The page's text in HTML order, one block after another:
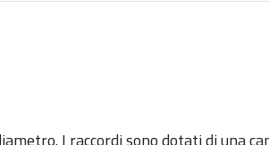
I raccordi sono dotati di una